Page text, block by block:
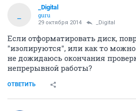
_Digital
guru
29 октября 2014 _Digital
Если отформатировать диск,
"изолируются", или как то
не дожидаюсь окончания
непрерывной работы?
ОТВЕТИТЬ